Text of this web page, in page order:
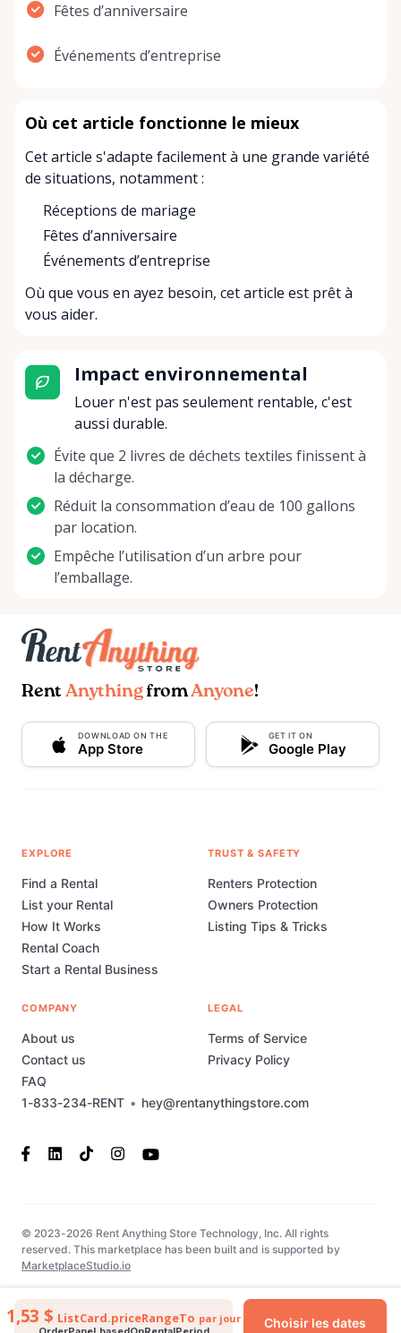
1,53 $ ListCard.priceRangeTo par jour Choisir les dates
Fêtes d’anniversaire
Événements d’entreprise
Où cet article fonctionne le mieux
Cet article s'adapte facilement à une grande variété
de situations, notamment :
Réceptions de mariage
Fêtes d’anniversaire
Événements d’entreprise
Où que vous en ayez besoin, cet article est prêt à
vous aider.
Impact environnemental
Louer n'est pas seulement rentable, c'est
aussi durable.
Évite que 2 livres de déchets textiles finissent à
la décharge.
Réduit la consommation d’eau de 100 gallons
par location.
Empêche l’utilisation d’un arbre pour
l’emballage.
Rent AnythingfromAnyone!
DOWNLOAD ON THE
App Store
GET IT ON
Google Play
1-833-234-RENT • hey@rentanythingstore.com
EXPLORE
Find a Rental
List your Rental
How It Works
Rental Coach
Start a Rental Business
TRUST & SAFETY
Renters Protection
Owners Protection
Listing Tips & Tricks
COMPANY
About us
Contact us
FAQ
LEGAL
Terms of Service
Privacy Policy
© 2023-2026 Rent Anything Store Technology, Inc. All rights
reserved. This marketplace has been built and is supported by
MarketplaceStudio.io